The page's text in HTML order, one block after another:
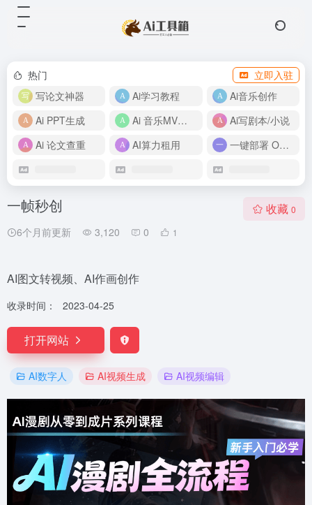
热门
立即入驻
写论文神器
Ai学习教程
Ai音乐创作
Ai PPT生成
Ai 音乐MV制作
Ai写剧本/小说
Ai 论文查重
AI算力租用 一键部署 OpenClaw
一帧秒创
6个月前更新 3,120 0 1
收藏 0
AI图文转视频、AI作画创作
收录时间： 2023-04-25
打开网站
AI数字人 AI视频生成 AI视频编辑